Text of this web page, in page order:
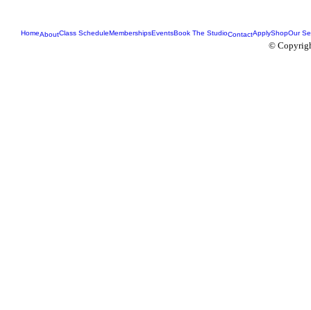
HomeAboutClass ScheduleMembershipsEventsBook The StudioContactApplyShopOur
©